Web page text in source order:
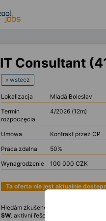
IT Consultant
« wstecz
Lokalizacja
Mladá Boleslav
Termin
rozpoczęcia
4/2026 (12m)
Umowa
Kontrakt przez CP
Praca zdalna
50%
Wynagrodzenie
100 000 CZK
Ta oferta nie jest aktualnie
Hledám zkušeného
SW, aktivní řešení incidentů s